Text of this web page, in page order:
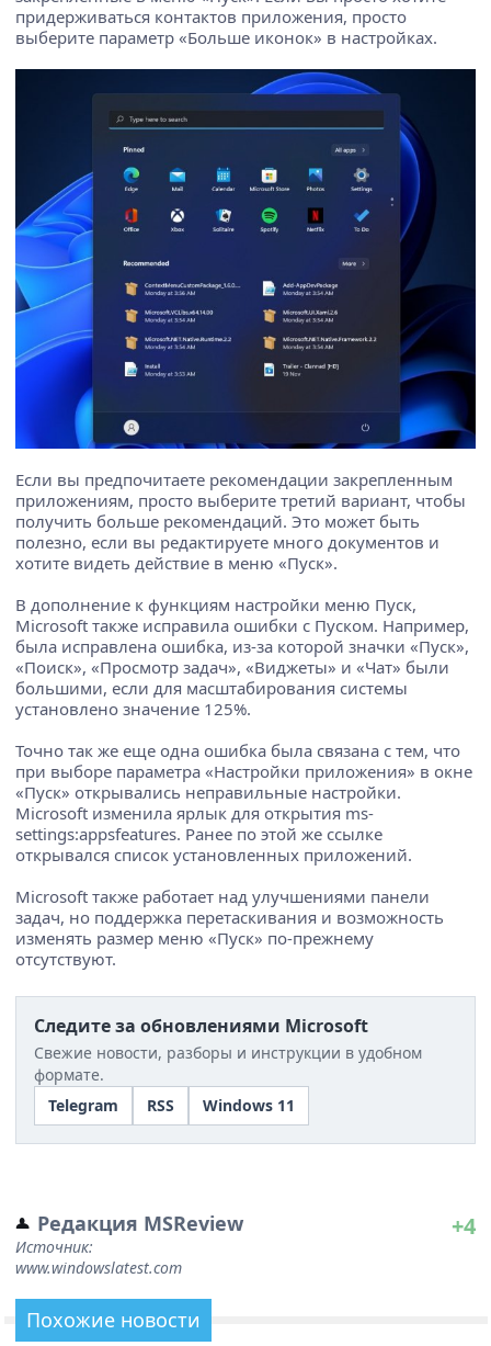
придерживаться контактов приложения, просто
выберите параметр «Больше иконок» в настройках.
Если вы предпочитаете рекомендации закрепленным
приложениям, просто выберите третий вариант, чтобы
получить больше рекомендаций. Это может быть
полезно, если вы редактируете много документов и
хотите видеть действие в меню «Пуск».
В дополнение к функциям настройки меню Пуск,
Microsoft также исправила ошибки с Пуском. Например,
была исправлена ​​ошибка, из-за которой значки «Пуск»,
«Поиск», «Просмотр задач», «Виджеты» и «Чат» были
большими, если для масштабирования системы
установлено значение 125%.
Точно так же еще одна ошибка была связана с тем, что
при выборе параметра «Настройки приложения» в окне
«Пуск» открывались неправильные настройки.
Microsoft изменила ярлык для открытия ms-
settings:appsfeatures. Ранее по этой же ссылке
открывался список установленных приложений.
Microsoft также работает над улучшениями панели
задач, но поддержка перетаскивания и возможность
изменять размер меню «Пуск» по-прежнему
отсутствуют.
Следите за обновлениями Microsoft
Свежие новости, разборы и инструкции в удобном
формате.
Telegram
RSS Windows 11
Редакция MSReview
Источник:
www.windowslatest.com
+4
Похожие новости